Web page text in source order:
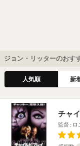
ジョン・リッターのおす
人気順 新
チャ
監督 ロ